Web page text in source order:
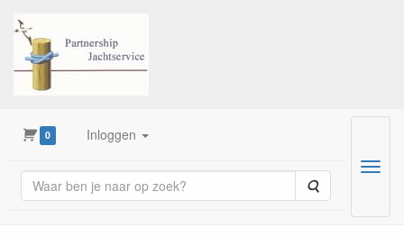
0 Inloggen
Zoeken
Menu